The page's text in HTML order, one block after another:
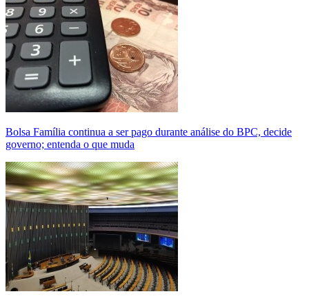
Bolsa Família continua a ser pago durante análise do BPC, decide
governo; entenda o que muda